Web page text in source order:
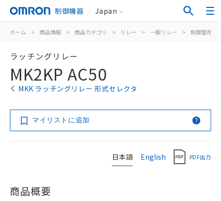
制御機器 Japan
ホーム > 商品情報 > 商品カテゴリ > リレー > 一般リレー > 制御盤用
ラッチングリレー
MK2KP AC50
MKK ラッチングリレー 形式セレクタ
マイリストに追加
日本語 English PDF出力
商品概要